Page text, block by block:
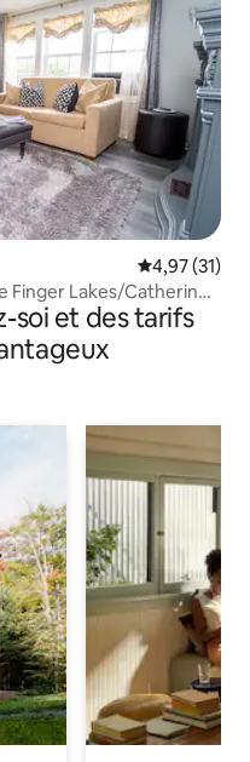
Évaluation
4,97 (31)
Finger Lakes/Catherine
soi et des tarifs